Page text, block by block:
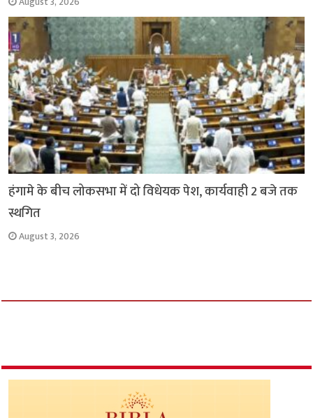
हंगामे के बीच लोकसभा में दो विधेयक पेश, कार्यवाही 2 बजे तक
स्थगित
August 3, 2026